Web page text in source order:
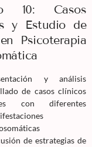
10: Casos
y Estudio de
Psicoterapia
y análisis
de casos clínicos
con diferentes
de estrategias de